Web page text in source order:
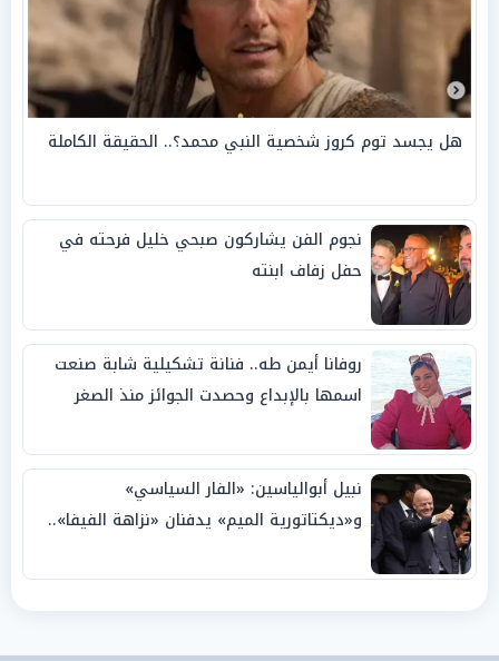
هل يجسد توم كروز شخصية النبي محمد؟.. الحقيقة الكاملة
نجوم الفن يشاركون صبحي خليل فرحته في
حفل زفاف ابنته
روفانا أيمن طه.. فنانة تشكيلية شابة صنعت
اسمها بالإبداع وحصدت الجوائز منذ الصغر
نبيل أبوالياسين: «الفار السياسي»
و«ديكتاتورية الميم» يدفنان «نزاهة الفيفا»..